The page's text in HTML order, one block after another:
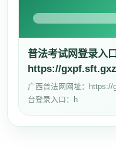
普法考试网登录入口
https://
广西普法网网址：
台登录入口：h